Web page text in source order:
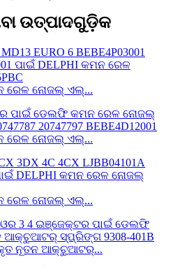
ଉତ୍ପାଦଗୁଡ଼ିକ
ରେଳ ନୋଜଲ୍ ଏଲ୍...
ରେଳ ନୋଜଲ୍ ଏଲ୍...
ରେଳ ନୋଜଲ୍ ଏଲ୍...
ନୂତନ ଆକ୍ଚୁଆଟର୍...